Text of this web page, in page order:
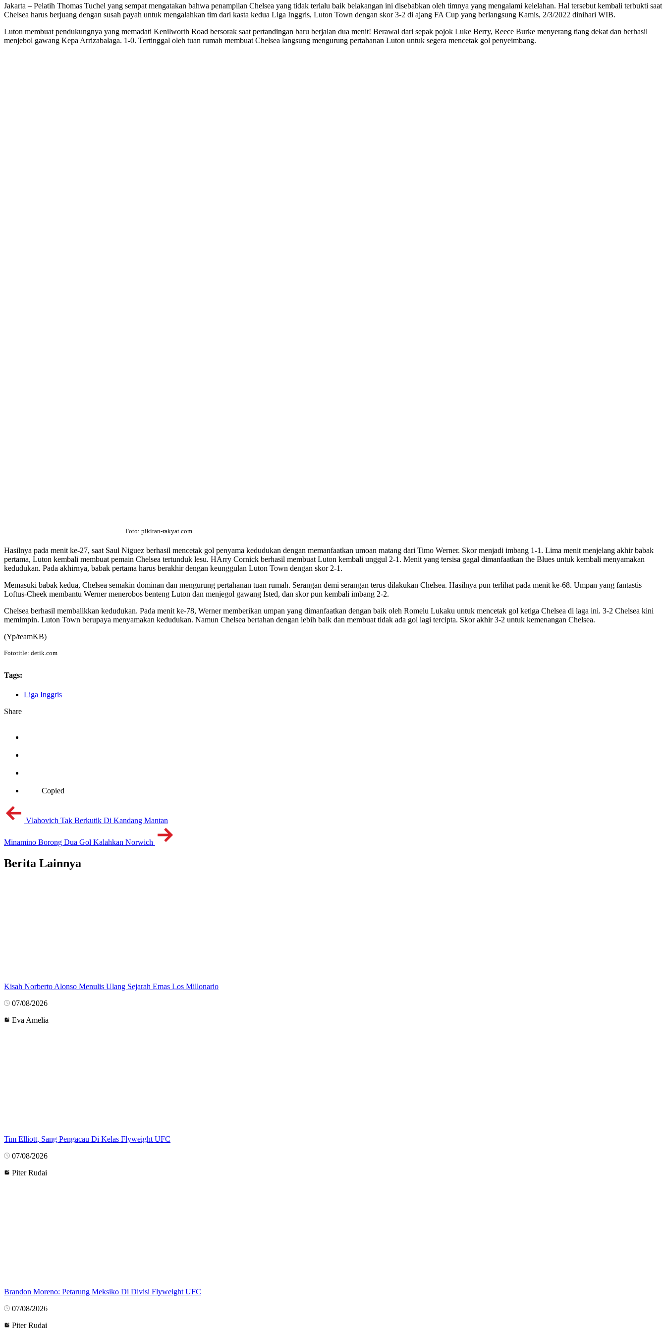
Jakarta – Pelatih Thomas Tuchel yang sempat mengatakan bahwa penampilan Chelsea yang tidak terlalu baik belakangan ini disebabkan oleh timnya yang mengalami kelelahan. Hal tersebut kembali terbukti saat
Chelsea harus berjuang dengan susah payah untuk mengalahkan tim dari kasta kedua Liga Inggris, Luton Town dengan skor 3-2 di ajang FA Cup yang berlangsung Kamis, 2/3/2022 dinihari WIB.
Luton membuat pendukungnya yang memadati Kenilworth Road bersorak saat pertandingan baru berjalan dua menit! Berawal dari sepak pojok Luke Berry, Reece Burke menyerang tiang dekat dan berhasil
menjebol gawang Kepa Arrizabalaga. 1-0. Tertinggal oleh tuan rumah membuat Chelsea langsung mengurung pertahanan Luton untuk segera mencetak gol penyeimbang.
Foto: pikiran-rakyat.com
Hasilnya pada menit ke-27, saat Saul Niguez berhasil mencetak gol penyama kedudukan dengan memanfaatkan umoan matang dari Timo Werner. Skor menjadi imbang 1-1. Lima menit menjelang akhir babak
pertama, Luton kembali membuat pemain Chelsea tertunduk lesu. HArry Cornick berhasil membuat Luton kembali unggul 2-1. Menit yang tersisa gagal dimanfaatkan the Blues untuk kembali menyamakan
kedudukan. Pada akhirnya, babak pertama harus berakhir dengan keunggulan Luton Town dengan skor 2-1.
Memasuki babak kedua, Chelsea semakin dominan dan mengurung pertahanan tuan rumah. Serangan demi serangan terus dilakukan Chelsea. Hasilnya pun terlihat pada menit ke-68. Umpan yang fantastis
Loftus-Cheek membantu Werner menerobos benteng Luton dan menjegol gawang Isted, dan skor pun kembali imbang 2-2.
Chelsea berhasil membalikkan kedudukan. Pada menit ke-78, Werner memberikan umpan yang dimanfaatkan dengan baik oleh Romelu Lukaku untuk mencetak gol ketiga Chelsea di laga ini. 3-2 Chelsea kini
memimpin. Luton Town berupaya menyamakan kedudukan. Namun Chelsea bertahan dengan lebih baik dan membuat tidak ada gol lagi tercipta. Skor akhir 3-2 untuk kemenangan Chelsea.
(Yp/teamKB)
Fototitle: detik.com
Tags:
Liga Inggris
Share
Copied
Vlahovich Tak Berkutik Di Kandang Mantan
Minamino Borong Dua Gol Kalahkan Norwich
Berita Lainnya
Kisah Norberto Alonso Menulis Ulang Sejarah Emas Los Millonario
07/08/2026
Eva Amelia
Tim Elliott, Sang Pengacau Di Kelas Flyweight UFC
07/08/2026
Piter Rudai
Brandon Moreno: Petarung Meksiko Di Divisi Flyweight UFC
07/08/2026
Piter Rudai